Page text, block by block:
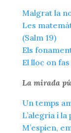
Malgrat la
Les
(Salm 19)
Els
El lloc on
La mirada
Un temps
L’alegria i la
M’espien,